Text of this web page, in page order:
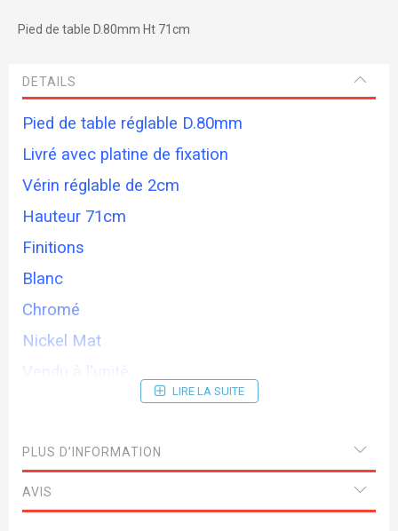
Pied de table D.80mm Ht 71cm
DETAILS
Pied de table réglable D.80mm
Livré avec platine de fixation
Vérin réglable de 2cm
Hauteur 71cm
Finitions
Blanc
Chromé
Nickel Mat
Vendu à l'unité
LIRE LA SUITE
PLUS D’INFORMATION
AVIS